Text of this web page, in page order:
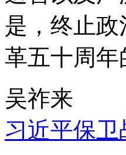
是，终止
革五十周年
吴祚来
习近平保卫